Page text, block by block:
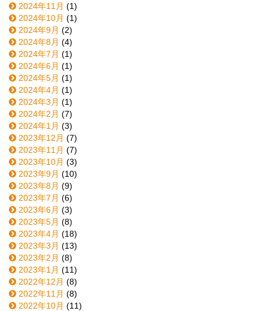
2024年11月 (1)
2024年10月 (1)
2024年9月 (2)
2024年8月 (4)
2024年7月 (1)
2024年6月 (1)
2024年5月 (1)
2024年4月 (1)
2024年3月 (1)
2024年2月 (7)
2024年1月 (3)
2023年12月 (7)
2023年11月 (7)
2023年10月 (3)
2023年9月 (10)
2023年8月 (9)
2023年7月 (6)
2023年6月 (3)
2023年5月 (8)
2023年4月 (18)
2023年3月 (13)
2023年2月 (8)
2023年1月 (11)
2022年12月 (8)
2022年11月 (8)
2022年10月 (11)